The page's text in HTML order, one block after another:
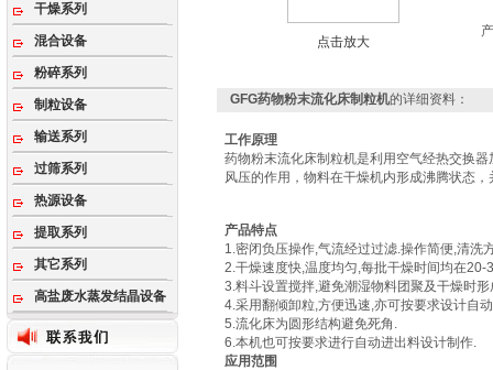
干燥系列
混合设备
粉碎系列
制粒设备
输送系列
过筛系列
热源设备
提取系列
其它系列
高盐废水蒸发结晶设备
点击放大
GFG药物粉末流化床制粒机的详细资料：
工作原理
药物粉末流化床制粒机是利用空气经热交换
风压的作用，物料在干燥机内形成沸腾状态
产品特点
1.密闭负压操作,气流经过过滤.操作简便,清洗
2.干燥速度快,温度均匀,每批干燥时间均在20-
3.料斗设置搅拌,避免潮湿物料团聚及干燥时形
4.采用翻倾卸粒,方便迅速,亦可按要求设计自
5.流化床为圆形结构避免死角.
6.本机也可按要求进行自动进出料设计制作.
应用范围